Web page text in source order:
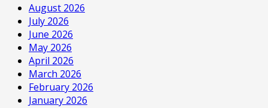
August 2026
July 2026
June 2026
May 2026
April 2026
March 2026
February 2026
January 2026